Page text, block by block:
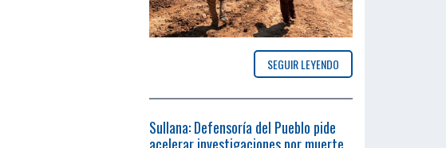
SEGUIR LEYENDO
Sullana: Defensoría del Pueblo pide